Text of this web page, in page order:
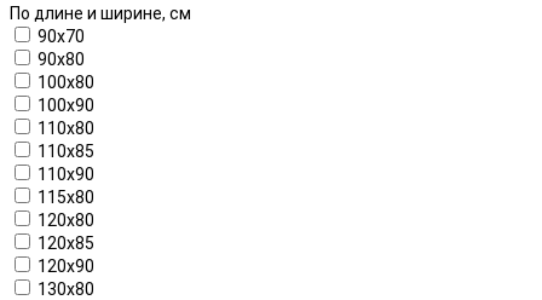
По длине и ширине, см
90x70
90x80
100x80
100x90
110x80
110x85
110x90
115x80
120x80
120x85
120x90
130x80